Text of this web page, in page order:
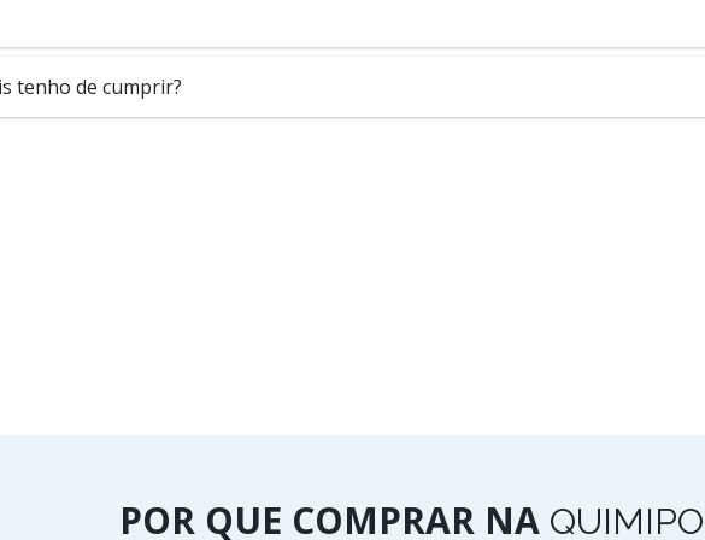
tenho de cumprir?
POR QUE COMPRAR NA